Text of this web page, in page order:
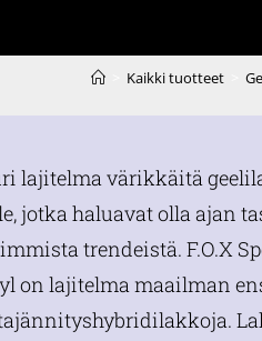
Kaikki tuotteet
lajitelma värikkäitä
jotka haluavat olla ajan
trendeistä. F.O.X
on lajitelma maailman